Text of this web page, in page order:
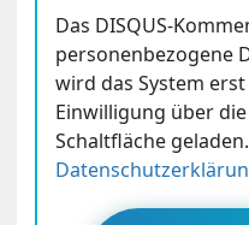
Das DISQUS-
personenbezogene
wird das System
Einwilligung über
Schaltfläche